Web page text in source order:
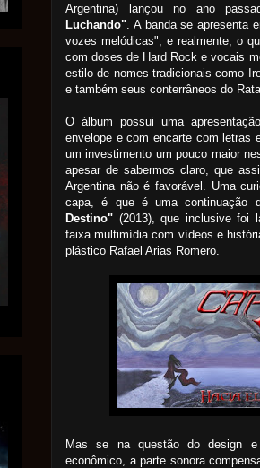
Argentina) lançou no ano
Luchando" . A banda se apresenta
vozes melódicas", e realmente, o
com doses de Hard Rock e vocais
estilo de nomes tradicionais como
e também seus conterrâneos do
O álbum possui uma
envelope e com encarte com letras
um investimento um pouco maior
apesar de sabermos claro, que
Argentina não é favorável. Uma
capa, é que é uma continuação
Destino" (2013), que inclusive foi
faixa multimídia com vídeos e
plástico Rafael Arias Romero.
Mas se na questão do design e
econômico, a parte sonora